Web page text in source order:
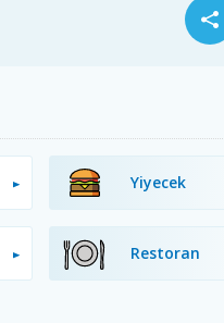
Yiyecek
Restoran